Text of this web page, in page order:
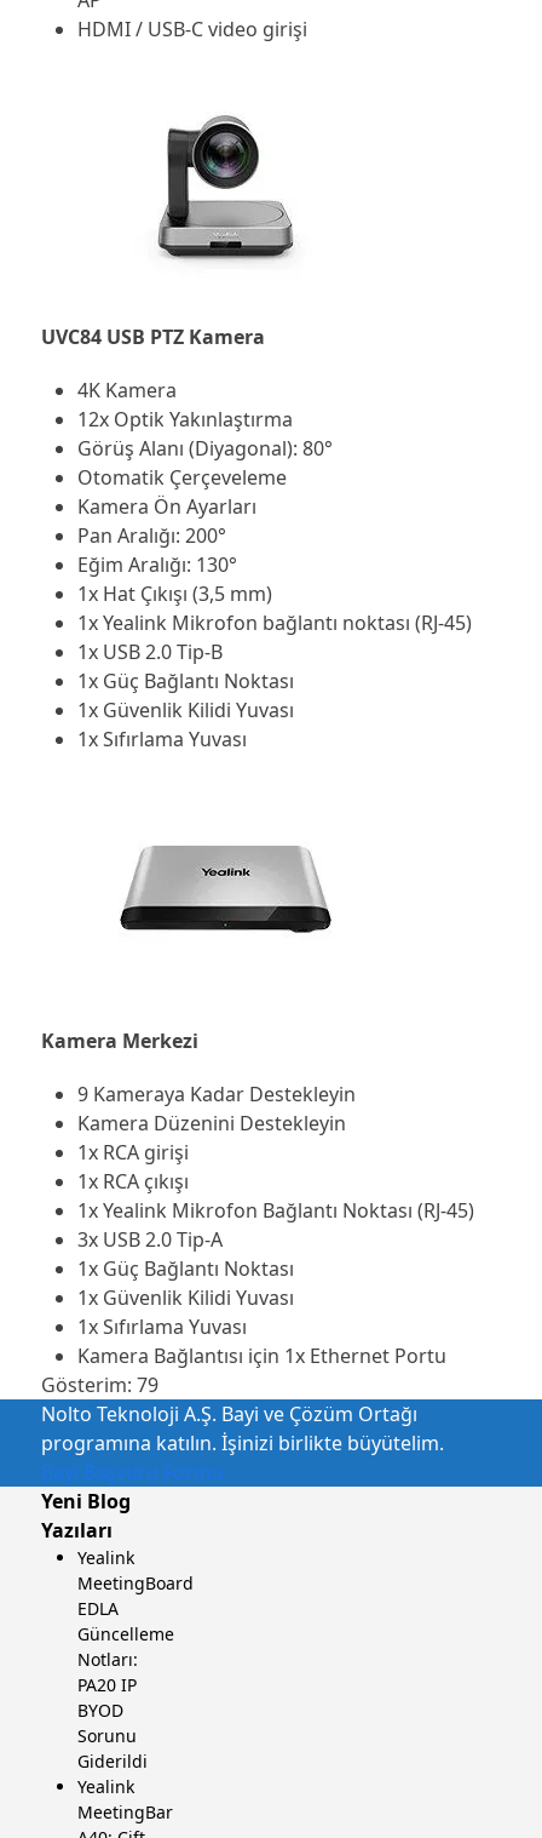
HDMI / USB-C video girişi
UVC84 USB PTZ Kamera
4K Kamera
12x Optik Yakınlaştırma
Görüş Alanı (Diyagonal): 80°
Otomatik Çerçeveleme
Kamera Ön Ayarları
Pan Aralığı: 200°
Eğim Aralığı: 130°
1x Hat Çıkışı (3,5 mm)
1x Yealink Mikrofon bağlantı noktası (RJ-45)
1x USB 2.0 Tip-B
1x Güç Bağlantı Noktası
1x Güvenlik Kilidi Yuvası
1x Sıfırlama Yuvası
Kamera Merkezi
9 Kameraya Kadar Destekleyin
Kamera Düzenini Destekleyin
1x RCA girişi
1x RCA çıkışı
1x Yealink Mikrofon Bağlantı Noktası (RJ-45)
3x USB 2.0 Tip-A
1x Güç Bağlantı Noktası
1x Güvenlik Kilidi Yuvası
1x Sıfırlama Yuvası
Kamera Bağlantısı için 1x Ethernet Portu
Gösterim: 79
Nolto Teknoloji A.Ş. Bayi ve Çözüm Ortağı
programına katılın. İşinizi birlikte büyütelim.
Bayi Başvuru Formu
Yeni Blog
Yazıları
Yealink
MeetingBoard
EDLA
Güncelleme
Notları:
PA20 IP
BYOD
Sorunu
Giderildi
Yealink
MeetingBar